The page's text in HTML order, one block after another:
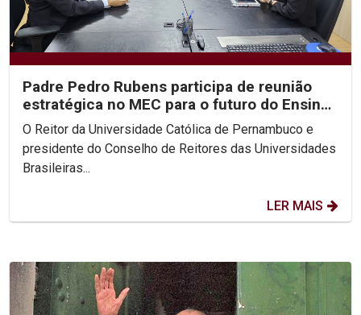
Padre Pedro Rubens participa de reunião
estratégica no MEC para o futuro do Ensino
Superior no...
O Reitor da Universidade Católica de Pernambuco e
presidente do Conselho de Reitores das Universidades
Brasileiras...
LER MAIS